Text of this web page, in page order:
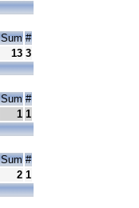
Sum #
13 3
Sum #
1 1
Sum #
2 1